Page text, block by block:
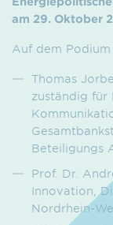
am 29. Oktober
Auf dem
Thomas
zuständig für
Beteiligungs
Prof. Dr.
Innovation,
Nordrhein-